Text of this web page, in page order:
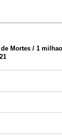
de Mortes / 1